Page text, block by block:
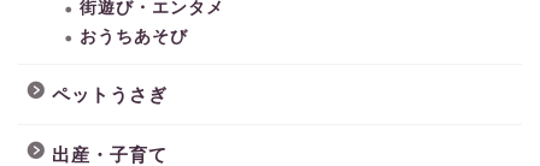
街遊び・エンタメ
おうちあそび
ペットうさぎ
出産・子育て